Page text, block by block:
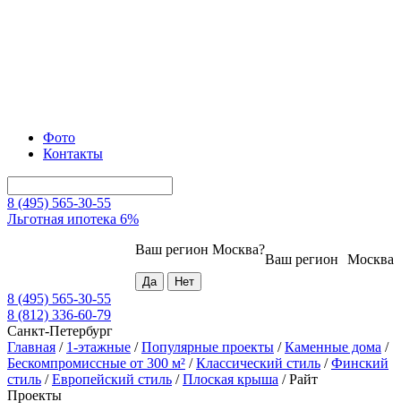
Фото
Контакты
8 (495) 565-30-55
Льготная ипотека 6%
Москва
Ваш регион
Ваш регион Москва?
8 (495) 565-30-55
8 (812) 336-60-79
Санкт-Петербург
Главная / 1-этажные /Популярные проекты /Каменные дома /
Бескомпромиссные от 300 м² /Классический стиль /Финский
стиль /Европейский стиль /Плоская крыша /Райт
Проекты